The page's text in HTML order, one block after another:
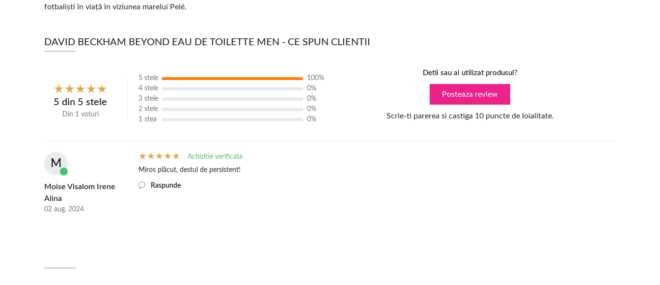
fotbaliști în viață în viziunea marelui Pelé.
DAVID BECKHAM BEYOND EAU DE TOILETTE MEN - CE SPUN CLIENTII
5 din 5 stele
Din 1 voturi
5 stele
100%
4 stele
0%
3 stele
0%
2 stele
0%
1 stea
0%
Detii sau ai utilizat produsul?
Posteaza review
Scrie-ti parerea si castiga 10 puncte de loialitate.
M
Moise Visalom Irene
Alina
02 aug. 2024
Achizitie verificata
Miros plăcut, destul de persistent!
Raspunde